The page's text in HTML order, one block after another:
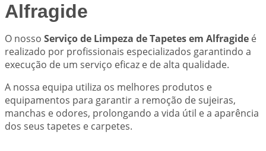
Alfragide
O nosso Serviço de Limpeza de Tapetes em Alfragide é
realizado por profissionais especializados garantindo a
execução de um serviço eficaz e de alta qualidade.
A nossa equipa utiliza os melhores produtos e
equipamentos para garantir a remoção de sujeiras,
manchas e odores, prolongando a vida útil e a aparência
dos seus tapetes e carpetes.